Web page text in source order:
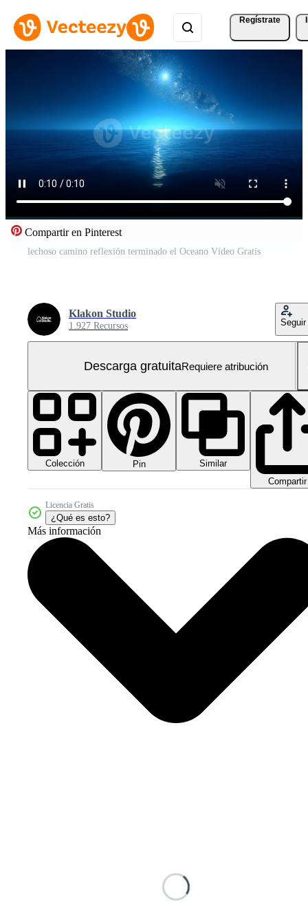
Regístrate
Compartir en Pinterest
lechoso camino reflexión terminado el Oceano Vídeo Gratis
Klakon Studio
1.927 Recursos Seguir
Descarga gratuitaRequiere atribución
Colección Pin
Similar
Compartir
Licencia Gratis
¿Qué es esto?
Más información